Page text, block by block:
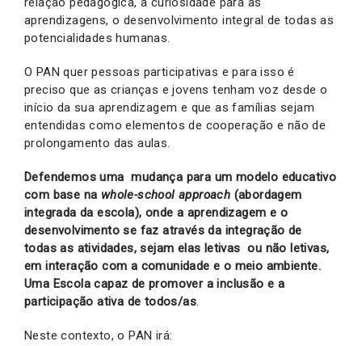
aprendizagens, o desenvolvimento integral de todas as
potencialidades humanas.
O PAN quer pessoas participativas e para isso é
preciso que as crianças e jovens tenham voz desde o
início da sua aprendizagem e que as famílias sejam
entendidas como elementos de cooperação e não de
prolongamento das aulas.
Defendemos uma mudança para um modelo educativo
com base na whole-school approach (abordagem
integrada da escola), onde a aprendizagem e o
desenvolvimento se faz através da integração de
todas as atividades, sejam elas letivas ou não letivas,
em interação com a comunidade e o meio ambiente.
Uma Escola capaz de promover a inclusão e a
participação ativa de todos/as
Neste contexto, o PAN irá: